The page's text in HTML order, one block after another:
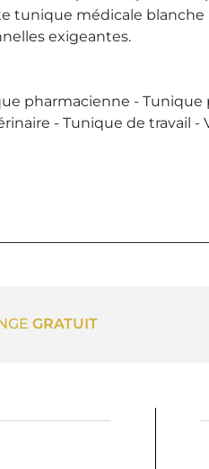
tunique médicale
exigeantes.
pharmacienne -
- Tunique de travail
GRATUIT